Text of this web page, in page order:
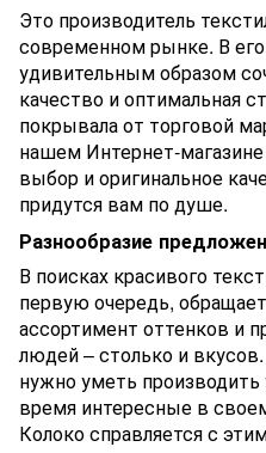
Это производитель
современном рынке. В
удивительным образом
качество и оптимальная
покрывала от торговой
нашем Интернет-
выбор и оригинальное
придутся вам по душе.
Разнообразие
В поисках красивого
первую очередь,
ассортимент оттенков и
людей – столько и
нужно уметь
время интересные в
Колоко справляется с